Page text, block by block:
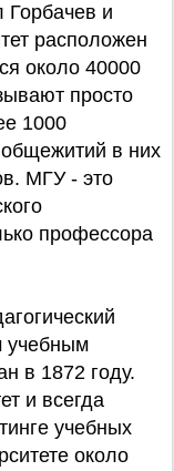
Горбачев и
расположен
около 40000
просто
1000
в них
МГУ - это
профессора
учебным
в 1872 году.
и всегда
учебных
около